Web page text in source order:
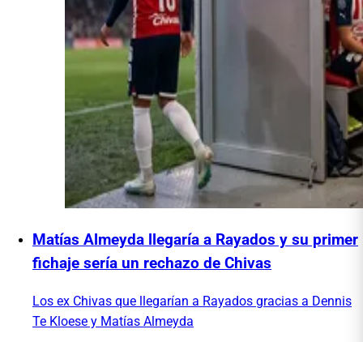
Matías Almeyda llegaría a Rayados y su primer
fichaje sería un rechazo de Chivas
Los ex Chivas que llegarían a Rayados gracias a Dennis
Te Kloese y Matías Almeyda